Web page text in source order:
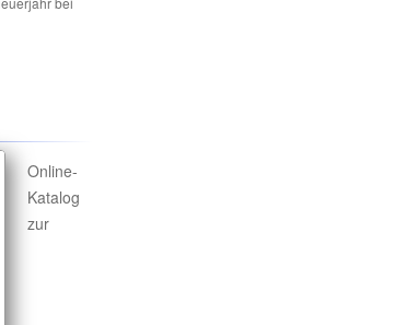
Online-
Katalog
zur